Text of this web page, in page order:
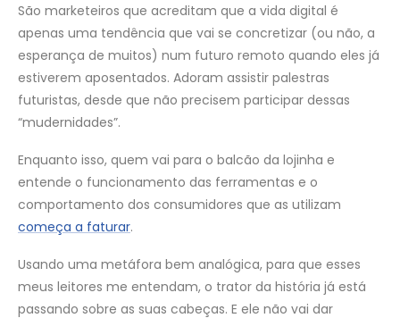
São marketeiros que acreditam que a vida digital é
apenas uma tendência que vai se concretizar (ou não, a
esperança de muitos) num futuro remoto quando eles já
estiverem aposentados. Adoram assistir palestras
futuristas, desde que não precisem participar dessas
“mudernidades”.
Enquanto isso, quem vai para o balcão da lojinha e
entende o funcionamento das ferramentas e o
comportamento dos consumidores que as utilizam
começa a faturar.
Usando uma metáfora bem analógica, para que esses
meus leitores me entendam, o trator da história já está
passando sobre as suas cabeças. E ele não vai dar